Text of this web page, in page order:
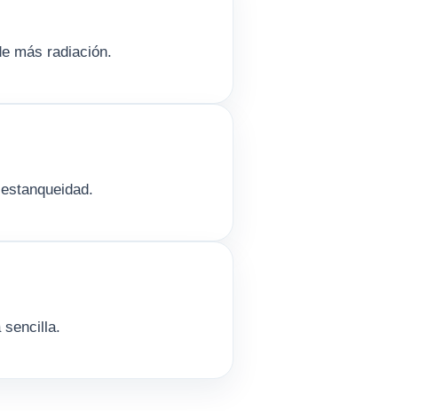
más radiación.
sencilla.